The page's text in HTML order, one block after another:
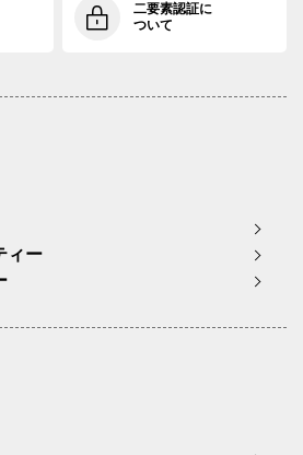
二要素認証に
ついて
ィー